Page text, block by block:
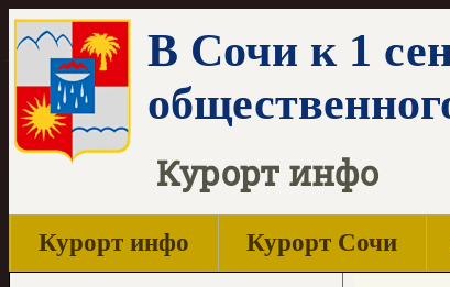
В Сочи к 1
Курорт инфо
Курорт инфо Курорт Сочи